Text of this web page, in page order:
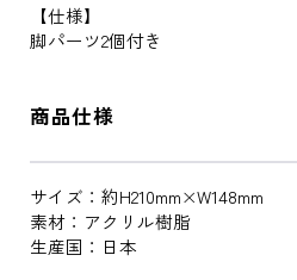
【仕様】
脚パーツ2個付き
商品仕様
サイズ：約H210mm×W148mm
素材：アクリル樹脂
生産国：日本